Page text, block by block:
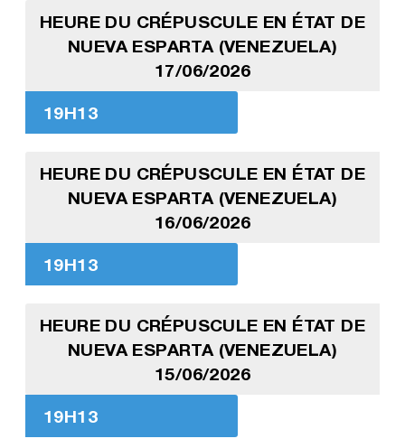
HEURE DU CRÉPUSCULE EN ÉTAT DE
NUEVA ESPARTA (VENEZUELA)
17/06/2026
19H13
HEURE DU CRÉPUSCULE EN ÉTAT DE
NUEVA ESPARTA (VENEZUELA)
16/06/2026
19H13
HEURE DU CRÉPUSCULE EN ÉTAT DE
NUEVA ESPARTA (VENEZUELA)
15/06/2026
19H13